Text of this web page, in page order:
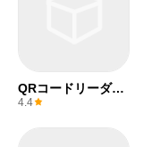
QRコードリーダー
(無料)
4.4